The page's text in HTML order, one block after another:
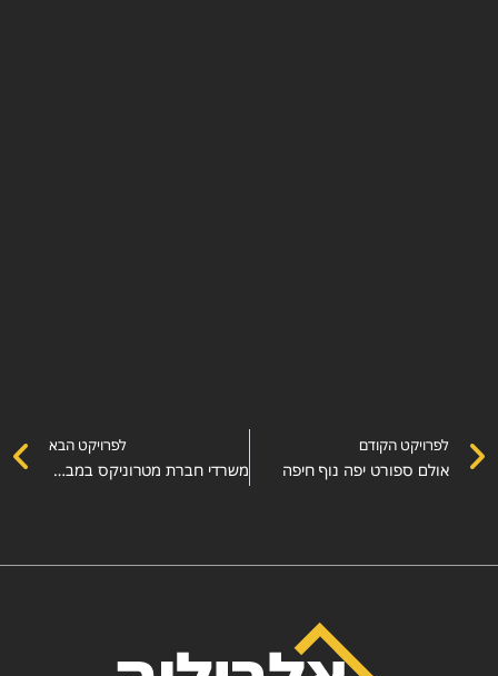
לפרויקט הקודם
אולם ספורט יפה נוף חיפה
לפרויקט הבא
משרדי חברת מטרוניקס במבואות הגלבוע